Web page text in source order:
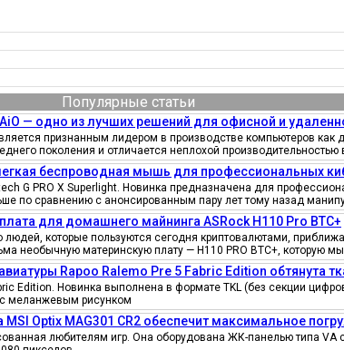
Популярные статьи
— одно из лучших решений для офисной и
признанным лидером в производстве компьютеров
поколения и отличается неплохой производительностью
беспроводная мышь для профессиональных
G PRO X Superlight. Новинка предназначена для
по сравнению с анонсированным пару лет тому назад
для домашнего майнинга ASRock H110 Pro BTC+
которые пользуются сегодня криптовалютами,
необычную материнскую плату — H110 PRO BTC+, которую
Rapoo Ralemo Pre 5 Fabric Edition обтянута
Edition. Новинка выполнена в формате TKL (без секции
с меланжевым рисунком
Optix MAG301 CR2 обеспечит максимальное
любителям игр. Она оборудована ЖК-панелью типа